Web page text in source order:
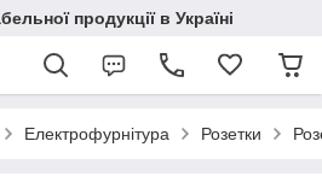
продукції в Україні
Електрофурнітура Розетки